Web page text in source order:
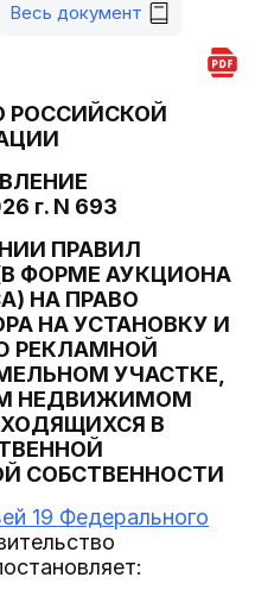
Весь документ
РОССИЙСКОЙ
г. N 693
ПРАВИЛ
ФОРМЕ АУКЦИОНА
НА ПРАВО
НА УСТАНОВКУ И
РЕКЛАМНОЙ
УЧАСТКЕ,
НЕДВИЖИМОМ
В
СОБСТВЕННОСТИ
19 Федерального